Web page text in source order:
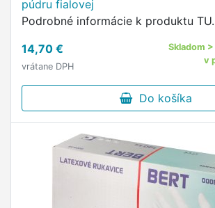
púdru fialovej
Podrobné informácie k produktu TU.
14,70 €
vrátane DPH
Skladom
v
Do košíka